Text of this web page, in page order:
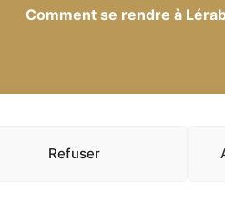
Refuser
Comment se rendre à